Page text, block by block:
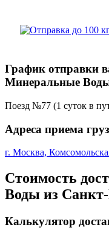
График отправки
Минеральные
Поезд №77 (1 суток в
Адреса приема
г. Москва,
Стоимость
Воды из Санкт-
Калькулятор